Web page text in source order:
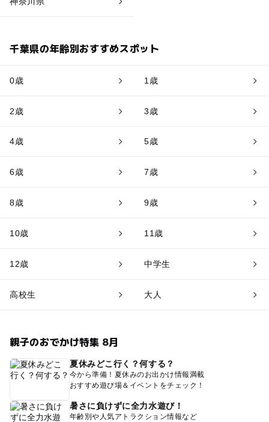
千葉県の年齢別おすすめスポット
0歳 1歳
2歳 3歳
4歳 5歳
6歳 7歳
8歳 9歳
10歳 11歳
12歳 中学生
高校生 大人
親子のおでかけ特集 8月
夏休みどこ行く？何する？
今から準備！夏休みのお出かけ情報満載
おすすめ遊び場＆イベントをチェック！
暑さに負けずに全力水遊び！
年齢別や人気アトラクション情報など